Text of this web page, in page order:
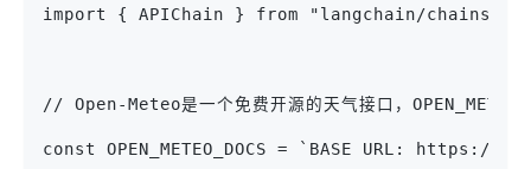
import { APIChain } from "langchain/chains";
// Open-Meteo是一个免费开源的天气接口，
const OPEN_METEO_DOCS = `BASE URL: https://